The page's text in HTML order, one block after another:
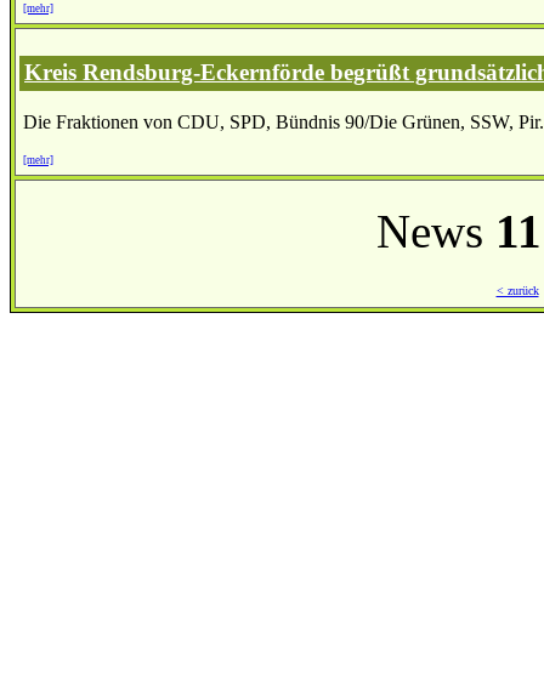
[mehr]
Kreis Rendsburg-Eckernförde begrüßt
Die Fraktionen von CDU, SPD, Bündnis 90/Die Grünen, SSW,
[mehr]
News
< zurück